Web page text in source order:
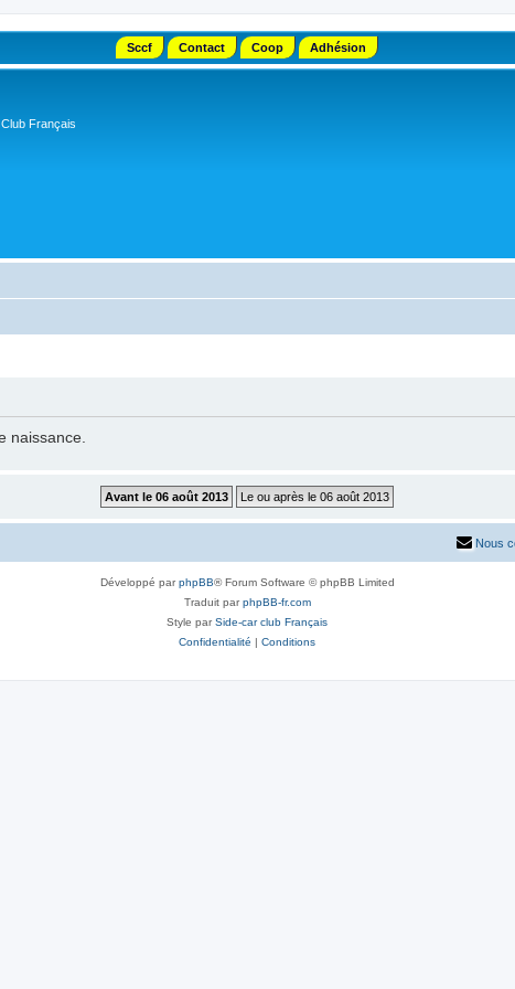
Sccf Contact Coop Adhésion
Français
naissance.
Nous
Développé parphpBB® Forum Software © phpBB Limited
Traduit parphpBB-fr.com
Style parSide-car club Français
Confidentialité | Conditions